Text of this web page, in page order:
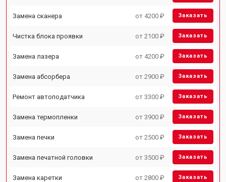
Замена сканера от 4200 ₽ Заказать
Чистка блока проявки от 2100 ₽ Заказать
Замена лазера от 4200 ₽ Заказать
Замена абсорбера от 2900 ₽ Заказать
Ремонт автоподатчика от 3300 ₽ Заказать
Замена термопленки от 3900 ₽ Заказать
Замена печки от 2500 ₽ Заказать
Замена печатной головки от 3500 ₽ Заказать
Замена каретки от 2800 ₽ Заказать